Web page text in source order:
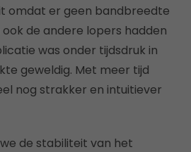
omdat er geen bandbreedte
de andere lopers hadden
was onder tijdsdruk in
geweldig. Met meer tijd
nog strakker en intuitiever
de stabiliteit van het